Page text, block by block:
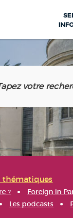
thématiques
? Foreign in
Les podcasts